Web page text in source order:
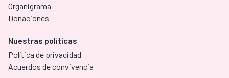
Organigrama
Donaciones
Nuestras políticas
Política de privacidad
Acuerdos de convivencia